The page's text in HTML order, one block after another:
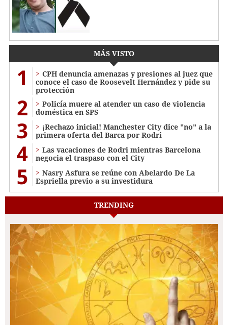
MÁS VISTO
1
CPH denuncia amenazas y presiones al juez que
conoce el caso de Roosevelt Hernández y pide su
protección
2
Policía muere al atender un caso de violencia
doméstica en SPS
3
¡Rechazo inicial! Manchester City dice "no" a la
primera oferta del Barca por Rodri
4
Las vacaciones de Rodri mientras Barcelona
negocia el traspaso con el City
5
Nasry Asfura se reúne con Abelardo De La
Espriella previo a su investidura
TRENDING